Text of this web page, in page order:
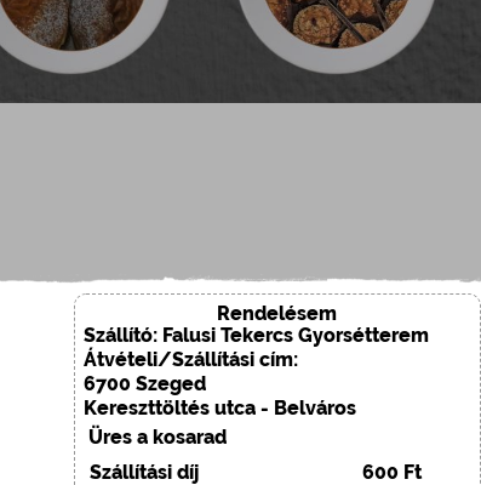
Rendelésem
Szállító: Falusi Tekercs Gyorsétterem
Átvételi/Szállítási cím:
6700 Szeged
Kereszttöltés utca - Belváros
Üres a kosarad
Szállítási díj
600 Ft